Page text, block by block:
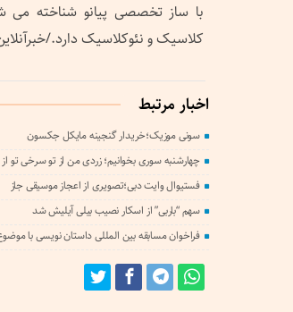
با ساز تخصصی پیانو شناخته
کلاسیک و نئوکلاسیک دارد./
اخبار مرتبط
سونی موزیک؛خریدار گنجینه مایکل جکسون
چهارشنبه سوری بخوانیم؛ زردی من از تو سرخی تو
فستیوال وایت دبی؛تصویری از اعجاز موسیقی جاز
سهم “باربی” از اسکار نصیب بیلی آیلیش شد
فراخوان مسابقه بین المللی داستان نویسی با